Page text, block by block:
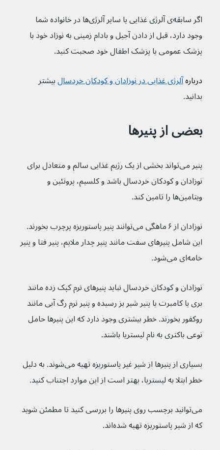
اگر سابقه‌ی آلرژی غذایی یا سایر آلرژی‌ها در خانواده شما
وجود دارد، قبل از دادن آجیل و بادام زمینی به نوزاد خود با
پزشک عمومی یا پزشک اطفال خود صحبت کنید.
درباره آلرژی غذایی در نوزادان و کودکان خردسالبیشتر
بدانید.
بعضی از پنیرها
پنیر می‌تواند بخشی از یک رژیم غذایی سالم و متعادل برای
نوزادان و کودکان خردسال باشد و کلسیم، پروتئین و
ویتامین‌ها را تامین کند.
نوزادان از ۶ ماهگی می‌توانند پنیر پاستوریزه پرچرب بخورند.
این شامل پنیرهای سفت مانند پنیر چدار ملایم، پنیر فتا و پنیر
خامه‌ای می‌شود.
نوزادان و کودکان خردسال نباید پنیرهای نرم کپک زده مانند
بری یا کامبرت یا پنیر شیر بز رسیده و پنیر نرم رگ آبی مانند
روکفور بخورند. خطر بیشتری وجود دارد که این پنیرها حامل
نوعی باکتری به نام لیستریا باشند.
بسیاری از پنیرها از شیر غیر پاستوریزه تهیه می‌شوند. به دلیل
خطر ابتلا به لیستریا، بهتر است از این موارد اجتناب کنید.
می‌توانید برچسب روی پنیرها را بررسی کنید تا مطمئن شوید
که از شیر پاستوریزه تهیه شده‌اند.